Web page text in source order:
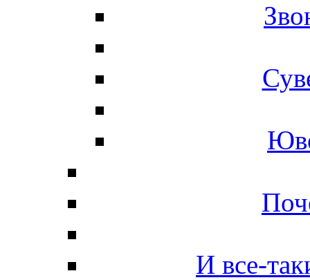
И все-